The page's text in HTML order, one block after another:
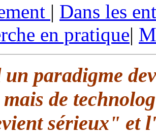
| Dans les
en pratique|
paradigme
mais de
sérieux" et